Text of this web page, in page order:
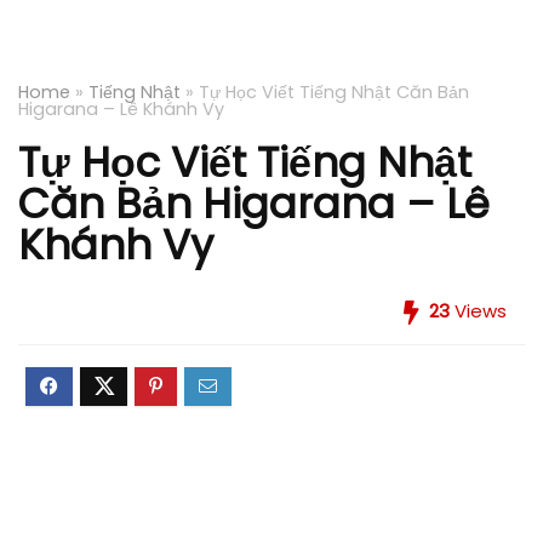
Home » Tiếng Nhật » Tự Học Viết Tiếng Nhật Căn Bản
Higarana – Lê Khánh Vy
Tự Học Viết Tiếng Nhật
Căn Bản Higarana – Lê
Khánh Vy
23Views